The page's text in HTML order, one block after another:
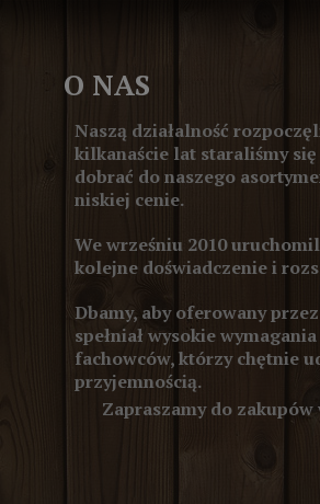
O NAS
Naszą działalność
kilkanaście lat staraliśmy
dobrać do naszego
niskiej cenie.
We wrześniu 2010
kolejne doświadczenie i
Dbamy, aby oferowany
spełniał wysokie
fachowców, którzy chętnie
przyjemnością.
Zapraszamy do